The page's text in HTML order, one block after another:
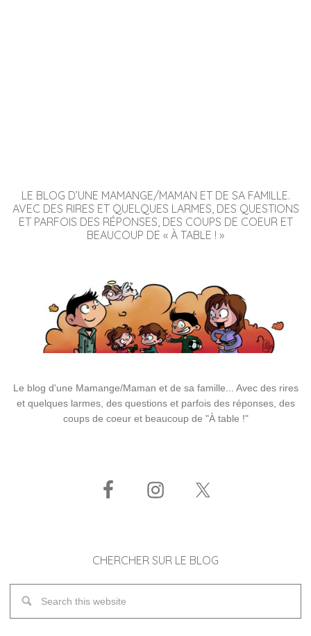
LE BLOG D’UNE MAMANGE/MAMAN ET DE SA FAMILLE.
AVEC DES RIRES ET QUELQUES LARMES, DES QUESTIONS
ET PARFOIS DES RÉPONSES, DES COUPS DE COEUR ET
BEAUCOUP DE « À TABLE ! »
Le blog d'une Mamange/Maman et de sa famille... Avec des rires
et quelques larmes, des questions et parfois des réponses, des
coups de coeur et beaucoup de "À table !"
CHERCHER SUR LE BLOG